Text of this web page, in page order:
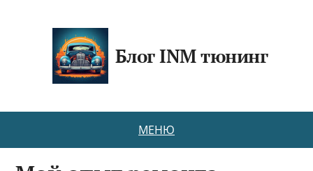
Блог INM тюнинг
МЕНЮ